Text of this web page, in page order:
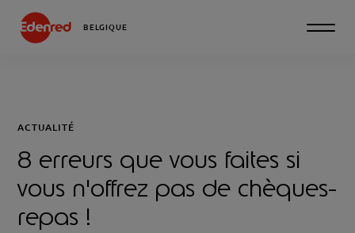
BELGIQUE
ACTUALITÉ
8 erreurs que vous faites si
vous n'offrez pas de chèques-
repas !